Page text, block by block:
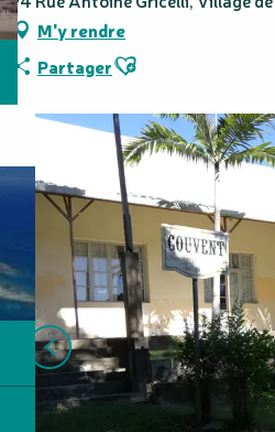
M'y rendre
PartagerAjouter aux favoris